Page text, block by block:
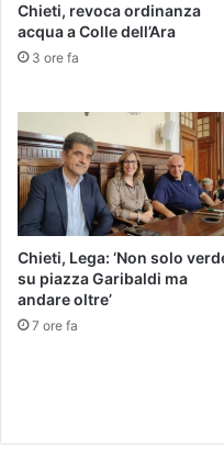
Chieti, revoca ordinanza
acqua a Colle dell’Ara
3 ore fa
Chieti, Lega: ‘Non solo
su piazza Garibaldi ma
andare oltre’
7 ore fa